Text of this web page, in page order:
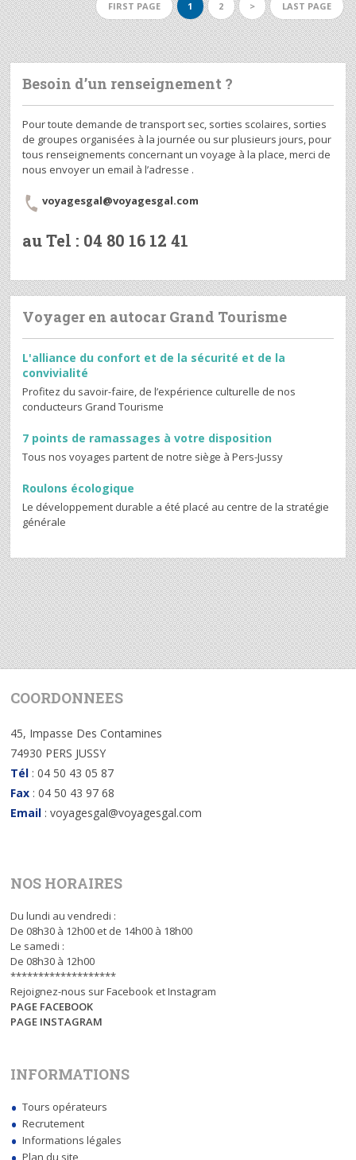
FIRST PAGE 1 2 > LAST PAGE
Besoin d’un renseignement ?
Pour toute demande de transport sec, sorties scolaires, sorties
de groupes organisées à la journée ou sur plusieurs jours, pour
tous renseignements concernant un voyage à la place, merci de
nous envoyer un email à l’adresse .
voyagesgal@voyagesgal.com
au Tel : 04 80 16 12 41
Voyager en autocar Grand Tourisme
L'alliance du confort et de la sécurité et de la
convivialité
Profitez du savoir-faire, de l’expérience culturelle de nos
conducteurs Grand Tourisme
7 points de ramassages à votre disposition
Tous nos voyages partent de notre siège à Pers-Jussy
Roulons écologique
Le développement durable a été placé au centre de la stratégie
générale
COORDONNEES
45, Impasse Des Contamines
74930 PERS JUSSY
Tél : 04 50 43 05 87
Fax : 04 50 43 97 68
Email : voyagesgal@voyagesgal.com
NOS HORAIRES
Du lundi au vendredi :
De 08h30 à 12h00 et de 14h00 à 18h00
Le samedi :
De 08h30 à 12h00
*******************
Rejoignez-nous sur Facebook et Instagram
PAGE FACEBOOK
PAGE INSTAGRAM
INFORMATIONS
Tours opérateurs
Recrutement
Informations légales
Plan du site